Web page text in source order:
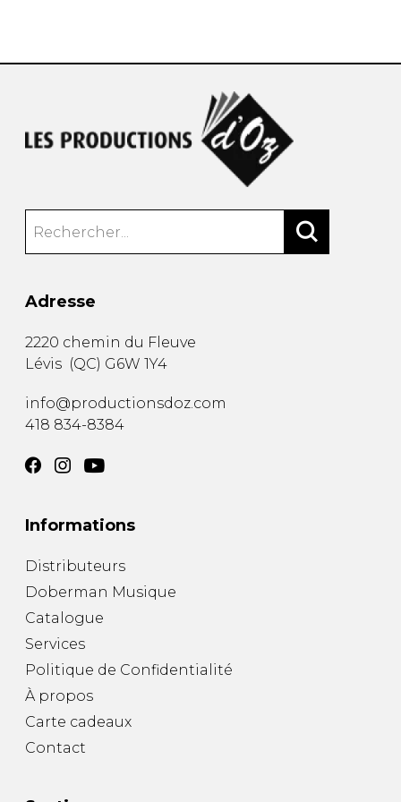
Adresse
2220 chemin du Fleuve
Lévis (QC) G6W 1Y4
info@productionsdoz.com
418 834-8384
Informations
Distributeurs
Doberman Musique
Catalogue
Services
Politique de Confidentialité
À propos
Carte cadeaux
Contact